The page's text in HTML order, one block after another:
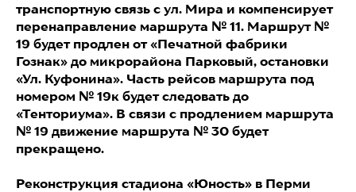
транспортную связь с ул. Мира и компенсирует
перенаправление маршрута № 11. Маршрут №
19 будет продлен от «Печатной фабрики
Гознак» до микрорайона Парковый, остановки
«Ул. Куфонина». Часть рейсов маршрута под
номером № 19к будет следовать до
«Тенториума». В связи с продлением маршрута
№ 19 движение маршрута № 30 будет
прекращено.
Реконструкция стадиона «Юность» в Перми